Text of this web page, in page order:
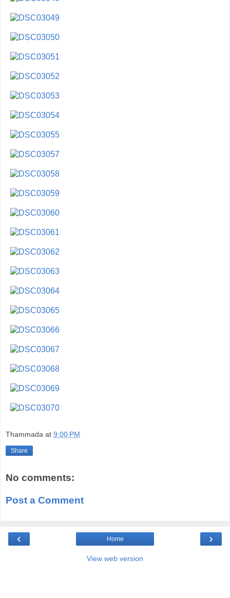
Thammada at 9:00 PM
Share
No comments:
Post a Comment
‹ ›
Home
View web version